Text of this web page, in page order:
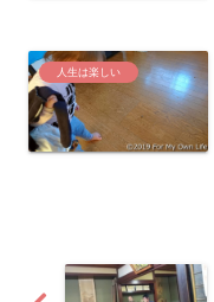
人生は楽しい